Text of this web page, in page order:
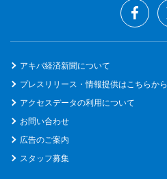
アキバ経済新聞について
プレスリリース・情報提供はこちらから
アクセスデータの利用について
お問い合わせ
広告のご案内
スタッフ募集